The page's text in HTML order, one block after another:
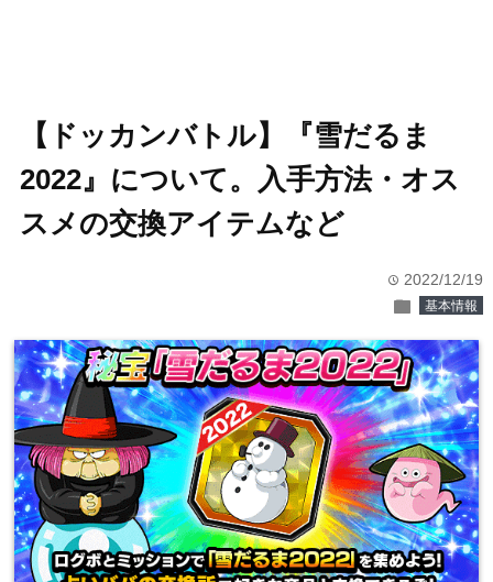
【ドッカンバトル】『雪だるま
2022』について。入手方法・オス
スメの交換アイテムなど
time 2022/12/19
folder 基本情報